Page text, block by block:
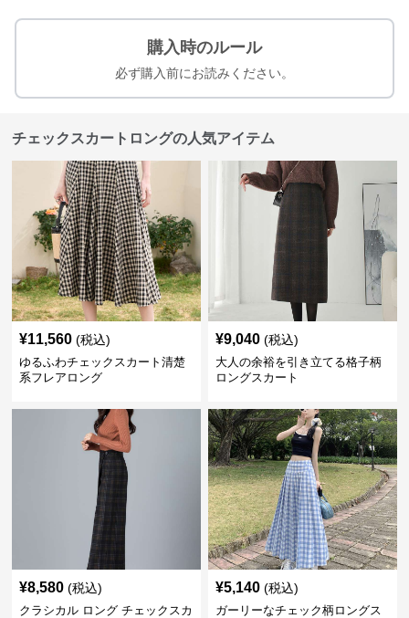
購入時のルール
必ず購入前にお読みください。
チェックスカートロングの人気アイテム
¥11,560 (税込)
ゆるふわチェックスカート清楚
系フレアロング
¥9,040 (税込)
大人の余裕を引き立てる格子柄
ロングスカート
¥8,580 (税込)
クラシカル ロング チェックスカ
¥5,140 (税込)
ガーリーなチェック柄ロングス